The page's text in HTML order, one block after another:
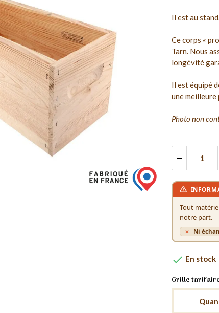
Il est au
Ce corps «
Tarn. Nous
longévité
Il est équipé
une meilleure
Photo non
Tout
notre part.
Ni
 En stock
Grille